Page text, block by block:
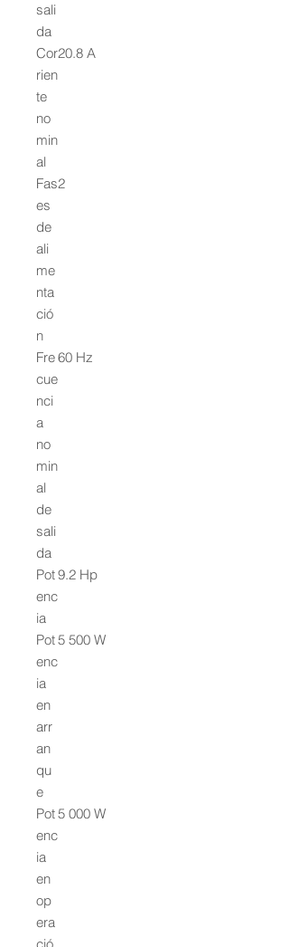
sali
da
Cor
rien
te
no
min
al
20.8 A
Fas
es
de
ali
me
nta
ció
n
2
Fre
cue
nci
a
no
min
al
de
sali
da
60 Hz
Pot
enc
ia
9.2 Hp
Pot
enc
ia
en
arr
an
qu
e
5 500 W
Pot
enc
ia
en
op
era
5 000 W